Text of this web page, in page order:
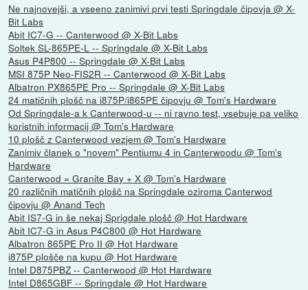
Ne najnovejši, a vseeno zanimivi prvi testi Springdale čipovja @ X-
Bit Labs
Abit IC7-G -- Canterwood @ X-Bit Labs
Soltek SL-865PE-L -- Springdale @ X-Bit Labs
Asus P4P800 -- Springdale @ X-Bit Labs
MSI 875P Neo-FIS2R -- Canterwood @ X-Bit Labs
Albatron PX865PE Pro -- Springdale @ X-Bit Labs
24 matičnih plošč na i875P/i865PE čipovju @ Tom's Hardware
Od Springdale-a k Canterwood-u -- ni ravno test, vsebuje pa veliko
koristnih informacij @ Tom's Hardware
10 plošč z Canterwood vezjem @ Tom's Hardware
Zanimiv članek o "novem" Pentiumu 4 in Canterwoodu @ Tom's
Hardware
Canterwood = Granite Bay + X @ Tom's Hardware
20 različnih matičnih plošč na Springdale oziroma Canterwod
čipovju @ Anand Tech
Abit IS7-G in še nekaj Sprigdale plošč @ Hot Hardware
Abit IC7-G in Asus P4C800 @ Hot Hardware
Albatron 865PE Pro II @ Hot Hardware
i875P plošče na kupu @ Hot Hardware
Intel D875PBZ -- Canterwood @ Hot Hardware
Intel D865GBF -- Springdale @ Hot Hardware